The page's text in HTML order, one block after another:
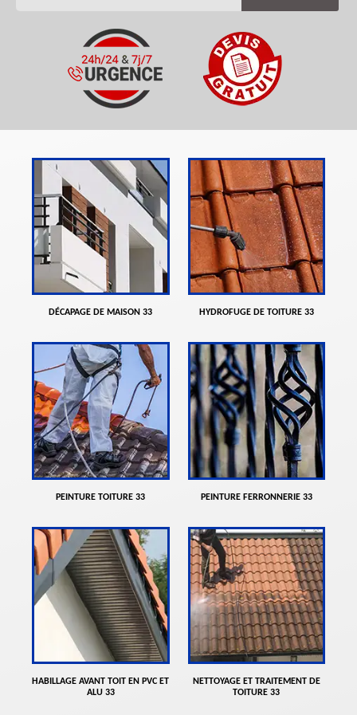
DÉCAPAGE DE MAISON 33 HYDROFUGE DE TOITURE 33
PEINTURE TOITURE 33 PEINTURE FERRONNERIE 33
HABILLAGE AVANT TOIT EN PVC ET
ALU 33
NETTOYAGE ET TRAITEMENT DE
TOITURE 33